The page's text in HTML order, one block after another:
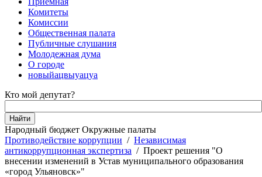
Комитеты
Комиссии
Общественная палата
Публичные слушания
Молодежная дума
О городе
новыйацвыуацуа
Кто мой депутат?
Народный бюджет Окружные палаты
Противодействие коррупции / Независимая
антикоррупционная экспертиза / Проект решения "О
внесении изменений в Устав муниципального образования
«город Ульяновск»"